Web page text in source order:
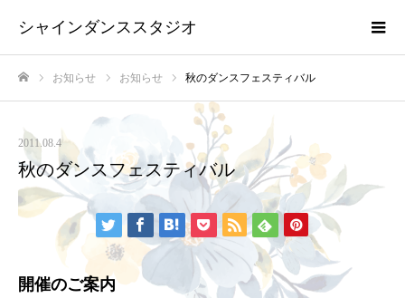
シャインダンススタジオ
お知らせ お知らせ 秋のダンスフェスティバル
2011.08.4
秋のダンスフェスティバル
開催のご案内